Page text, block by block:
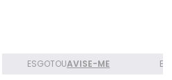
ESGOTOUAVISE-ME